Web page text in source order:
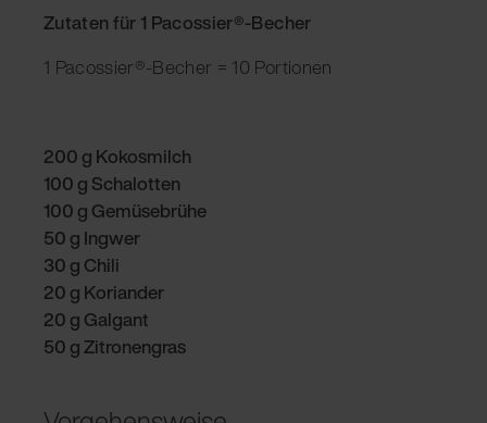
Zutaten für 1 Pacossier®-Becher
1 Pacossier®-Becher = 10 Portionen
200 g Kokosmilch
100 g Schalotten
100 g Gemüsebrühe
50 g Ingwer
30 g Chili
20 g Koriander
20 g Galgant
50 g Zitronengras